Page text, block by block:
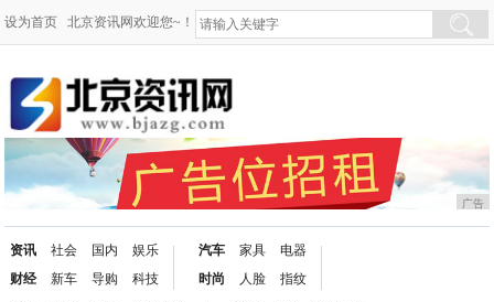
设为首页 北京资讯网欢迎您~！
广告
资讯
财经
社会
新车
国内
导购
娱乐
科技
汽车
时尚
家具
人脸
电器
指纹